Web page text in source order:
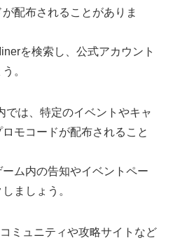
配布されることがありま
を検索し、公式アカウント
。
では、特定のイベントやキャ
モコードが配布されること
ム内の告知やイベントペー
ましょう。
ミュニティや攻略サイトなど